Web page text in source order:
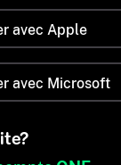
avec Apple
avec Microsoft